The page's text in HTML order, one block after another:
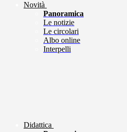
Novità
Panoramica
Le notizie
Le circolari
Albo online
Interpelli
Didattica